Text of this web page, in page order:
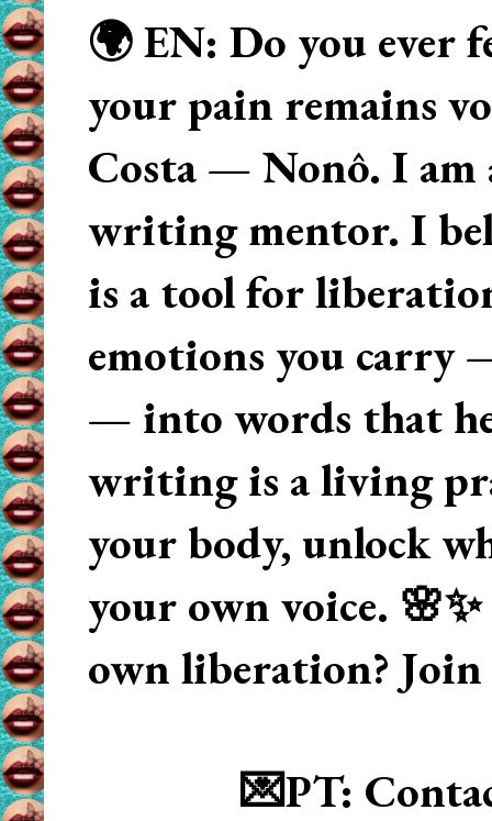
🌍 EN: Do you ever
your pain remains
Costa — Nonô. I am
writing mentor. I
is a tool for
emotions you carry
— into words that
writing is a living
your body, unlock
your own voice.
own liberation? Join
💌PT: